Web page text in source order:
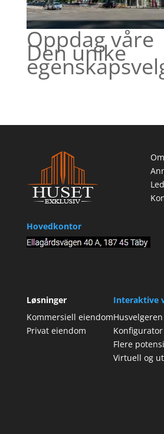
Oppdag våre
Den unike
Hovedkontor
Løsninger
Kommersiell eiendom
Privat eiendom
Interaktive
Husvelgeren
Flere
Virtuell og